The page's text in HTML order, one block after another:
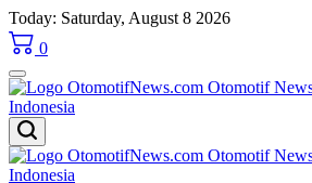
Skip
to
content
Today: Saturday, August 8 2026
0
OtomotifNews.com